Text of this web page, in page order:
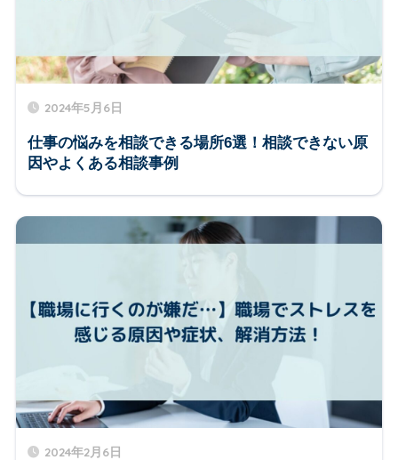
2024年5月6日
仕事の悩みを相談できる場所6選！相談できない原
因やよくある相談事例
2024年2月6日